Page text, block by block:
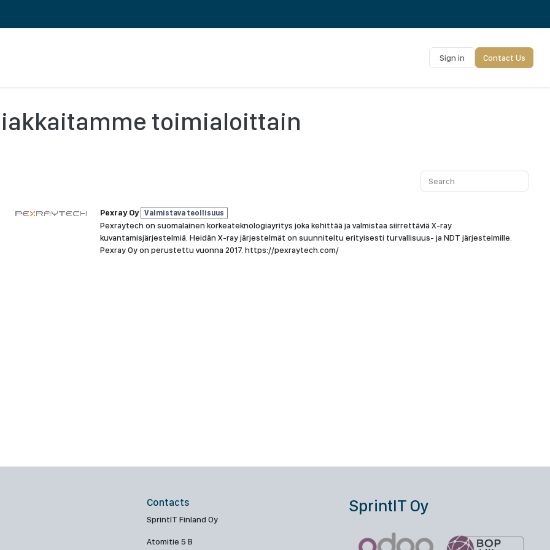
Sign in Contact Us
toimialoittain
Pexray Oy Valmistava teollisuus
Pexraytech on suomalainen korkeateknologiayritys joka kehittää ja valmistaa siirrettäviä X-ray
kuvantamisjärjestelmiä. Heidän X-ray järjestelmät on suunniteltu erityisesti turvallisuus- ja NDT järjestelmille.
Pexray Oy on perustettu vuonna 2017. https://pexraytech.com/
Contacts
SprintIT Finland Oy
Atomitie 5 B
SprintIT Oy